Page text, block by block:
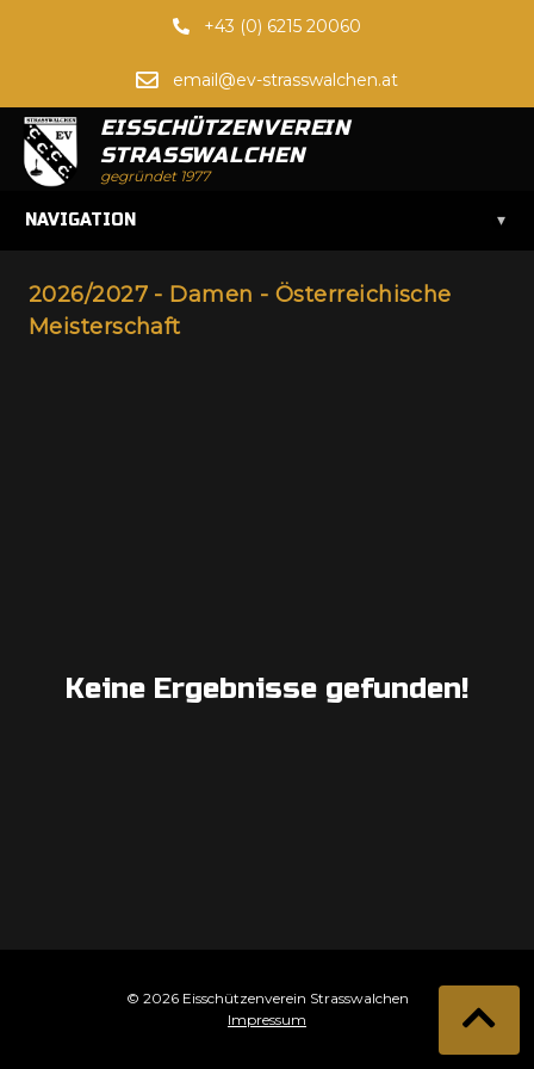
+43 (0) 6215 20060
email@ev-strasswalchen.at
EISSCHÜTZENVEREIN
STRASSWALCHEN
gegründet 1977
NAVIGATION ▾
2026/2027 - Damen - Österreichische
Meisterschaft
Keine Ergebnisse gefunden!
© 2026 Eisschützenverein Strasswalchen
Impressum